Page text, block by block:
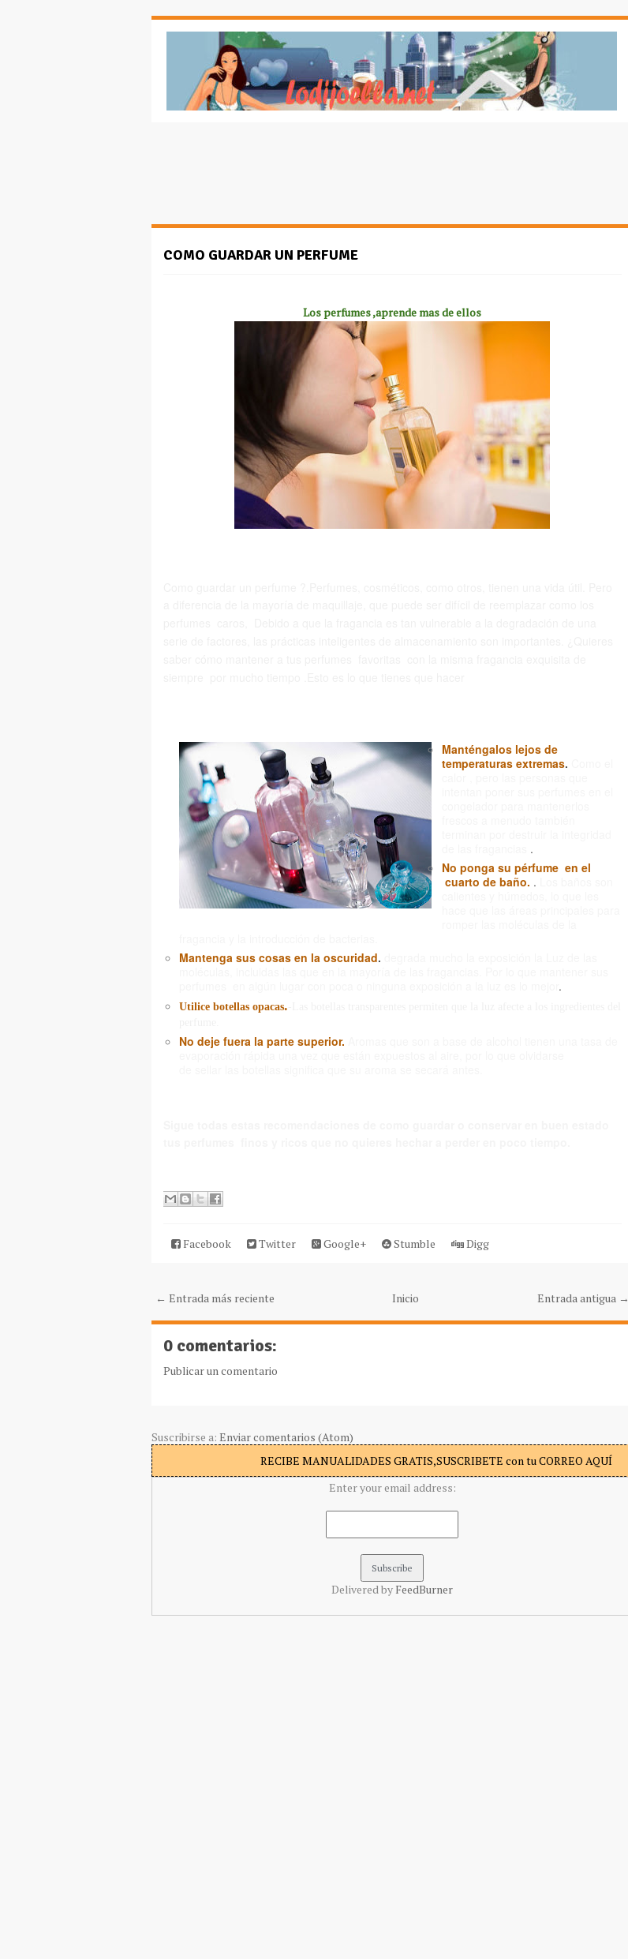
COMO GUARDAR UN PERFUME
Los perfumes ,aprende mas de ellos
Manténgalos lejos de
temperaturas extremas.
.
No ponga su pérfume en el
cuarto de baño. .
Mantenga sus cosas en la oscuridad.
.
Utilice botellas opacas.
No deje fuera la parte superior.
Facebook Twitter Google+ Stumble Digg
← Entrada más reciente Entrada antigua →
Inicio
0 comentarios:
Publicar un comentario
Suscribirse a: Enviar comentarios (Atom)
RECIBE MANUALIDADES GRATIS,SUSCRIBETE con tu CORREO AQUÍ
Enter your email address:
Delivered by FeedBurner